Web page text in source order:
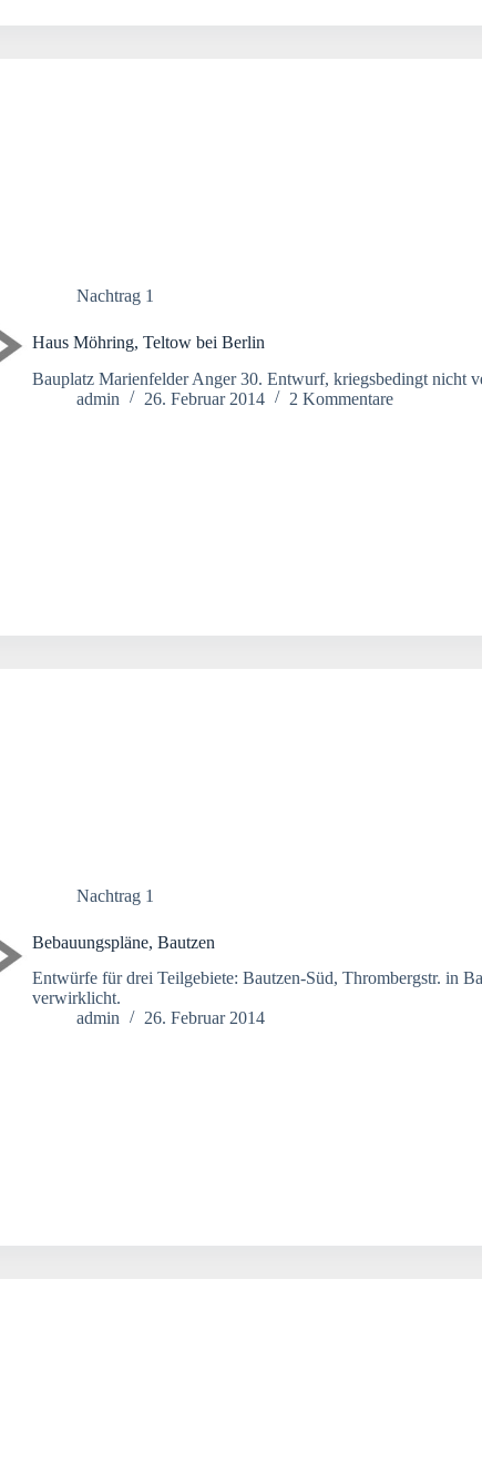
Nachtrag 1
Haus Möhring, Teltow bei Berlin
Bauplatz Marienfelder Anger 30. Entwurf, kriegsbedingt nicht
admin
26. Februar 2014 2 Kommentare
Nachtrag 1
Bebauungspläne, Bautzen
Entwürfe für drei Teilgebiete: Bautzen-Süd, Thrombergstr. in
verwirklicht.
admin
26. Februar 2014